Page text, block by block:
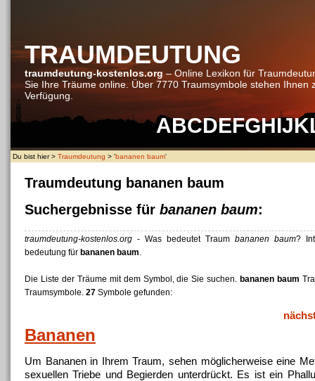
TRAUMDEUTUNG
traumdeutung-kostenlos.org– Online Lexikon für
Sie Ihre Träume online. Über 7770 Traumsymbole stehen Ihnen
Verfügung.
ABCDEFGHIJK
Du bist hier > Traumdeutung > 'bananen baum'
Traumdeutung bananen baum
Suchergebnisse für bananen baum:
traumdeutung-kostenlos.org - Was bedeutet Traum bananen baum?
bedeutung für bananen baum.
Die Liste der Träume mit dem Symbol, die Sie suchen. bananen baum
Traumsymbole. 27 Symbole gefunden:
Bananen
Um Bananenin Ihrem Traum, sehen möglicherweise eine
sexuellen Triebe und Begierden unterdrückt. Es ist ein